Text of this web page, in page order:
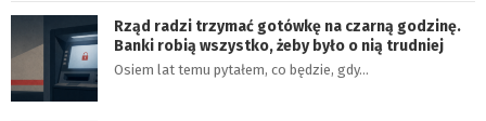
Rząd radzi trzymać gotówkę na czarną godzinę.
Banki robią wszystko, żeby było o nią trudniej
Osiem lat temu pytałem, co będzie, gdy…